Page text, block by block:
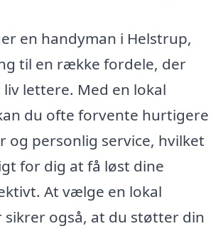
en handyman i Helstrup,
til en række fordele, der
lettere. Med en lokal
du ofte forvente hurtigere
og personlig service, hvilket
for dig at få løst dine
At vælge en lokal
også, at du støtter din